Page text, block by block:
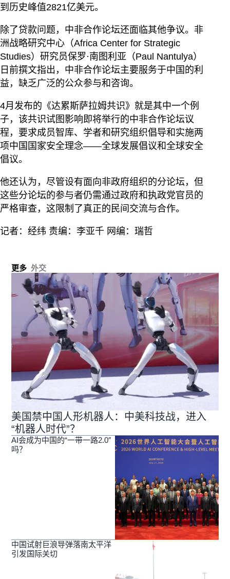
到历史峰值2821亿美元。
除了贷款问题，中非合作论坛还面临其他争议。非
洲战略研究中心（Africa Center for Strategic
Studies）研究员保罗·南图利亚（Paul Nantulya）
日前撰文指出，中非合作论坛主要服务于中国的利
益，缺乏广泛的公众参与和咨询。
4月发布的《达累斯萨拉姆共识》就是其中一个例
子，该共识试图影响即将举行的中非合作论坛议
程，要求成员智库、学者和研究组织倡导和实施两
项中国国家安全理念——全球发展倡议和全球安全
倡议。
他还认为，尽管设有面向非政府组织的分论坛，但
这些分论坛的参与者仍需通过政府和执政党官员的
严格审查，这限制了真正的民间交流与合作。
记者：经纬 责编：李亚千 网编：瑞哲
更多 外交
美国禁中国人形机器人：中美科技战，进入
“机器人时代”？
AI会成为中国的“一带一路2.0″
吗？
中国试射巨浪导弹落南太平洋
引发国际关切